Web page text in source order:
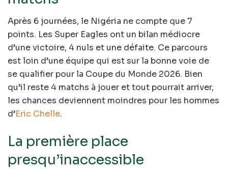
Après 6 journées, le Nigéria ne compte que 7
points. Les Super Eagles ont un bilan médiocre
d’une victoire, 4 nuls et une défaite. Ce parcours
est loin d’une équipe qui est sur la bonne voie de
se qualifier pour la Coupe du Monde 2026. Bien
qu’il reste 4 matchs à jouer et tout pourrait arriver,
les chances deviennent moindres pour les hommes
d’Eric Chelle.
La première place
presqu’inaccessible